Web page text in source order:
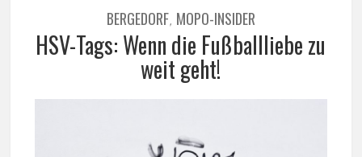
BERGEDORF, MOPO-INSIDER
HSV-Tags: Wenn die Fußballliebe zu
weit geht!